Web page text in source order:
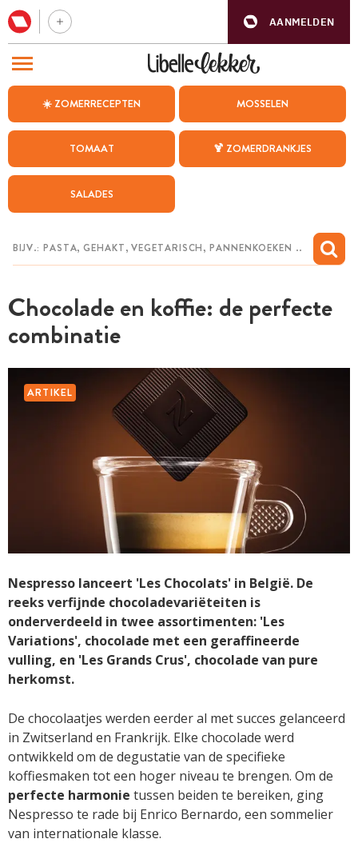
AANMELDEN
☀️ ZOMERRECEPTEN MOSSELEN
TOMAAT 🍹 ZOMERDRANKJES
SALADES
Chocolade en koffie: de perfecte
combinatie
ARTIKEL
Nespresso lanceert 'Les Chocolats' in België. De
reeks verfijnde chocoladevariëteiten is
onderverdeeld in twee assortimenten: 'Les
Variations', chocolade met een geraffineerde
vulling, en 'Les Grands Crus', chocolade van pure
herkomst.
De chocolaatjes werden eerder al met succes gelanceerd
in Zwitserland en Frankrijk. Elke chocolade werd
ontwikkeld om de degustatie van de specifieke
koffiesmaken tot een hoger niveau te brengen. Om de
perfecte harmonie tussen beiden te bereiken, ging
Nespresso te rade bij Enrico Bernardo, een sommelier
van internationale klasse.
BEZOEK ONZE ANDERE WEBSITES
WEEKMENU
CHAT MET MAIA
MIJN BEWAARDE RECEPTEN